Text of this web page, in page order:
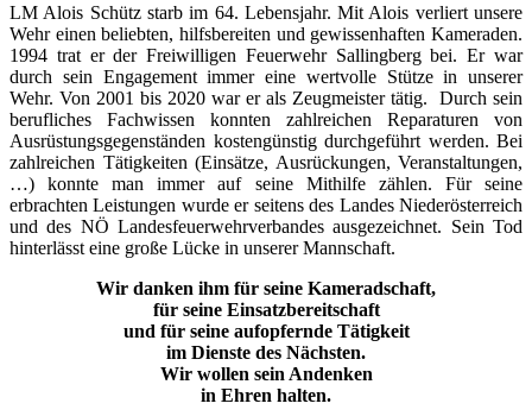
LM Alois Schütz starb im 64. Lebensjahr. Mit Alois verliert unsere
Wehr einen beliebten, hilfsbereiten und gewissenhaften Kameraden.
1994 trat er der Freiwilligen Feuerwehr Sallingberg bei. Er war
durch sein Engagement immer eine wertvolle Stütze in unserer
Wehr. Von 2001 bis 2020 war er als Zeugmeister tätig. Durch sein
berufliches Fachwissen konnten zahlreichen Reparaturen von
Ausrüstungsgegenständen kostengünstig durchgeführt werden. Bei
zahlreichen Tätigkeiten (Einsätze, Ausrückungen, Veranstaltungen,
…) konnte man immer auf seine Mithilfe zählen. Für seine
erbrachten Leistungen wurde er seitens des Landes Niederösterreich
und des NÖ Landesfeuerwehrverbandes ausgezeichnet. Sein Tod
hinterlässt eine große Lücke in unserer Mannschaft.
Wir danken ihm für seine Kameradschaft,
für seine Einsatzbereitschaft
und für seine aufopfernde Tätigkeit
im Dienste des Nächsten.
Wir wollen sein Andenken
in Ehren halten.